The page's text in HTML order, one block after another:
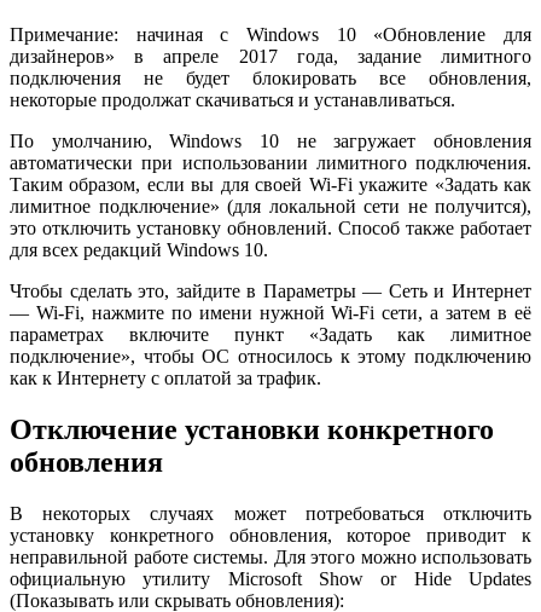
Примечание: начиная с Windows 10 «Обновление для
дизайнеров» в апреле 2017 года, задание лимитного
подключения не будет блокировать все обновления,
некоторые продолжат скачиваться и устанавливаться.
По умолчанию, Windows 10 не загружает обновления
автоматически при использовании лимитного подключения.
Таким образом, если вы для своей Wi-Fi укажите «Задать как
лимитное подключение» (для локальной сети не получится),
это отключить установку обновлений. Способ также работает
для всех редакций Windows 10.
Чтобы сделать это, зайдите в Параметры — Сеть и Интернет
— Wi-Fi, нажмите по имени нужной Wi-Fi сети, а затем в её
параметрах включите пункт «Задать как лимитное
подключение», чтобы ОС относилось к этому подключению
как к Интернету с оплатой за трафик.
Отключение установки конкретного
обновления
В некоторых случаях может потребоваться отключить
установку конкретного обновления, которое приводит к
неправильной работе системы. Для этого можно использовать
официальную утилиту Microsoft Show or Hide Updates
(Показывать или скрывать обновления):